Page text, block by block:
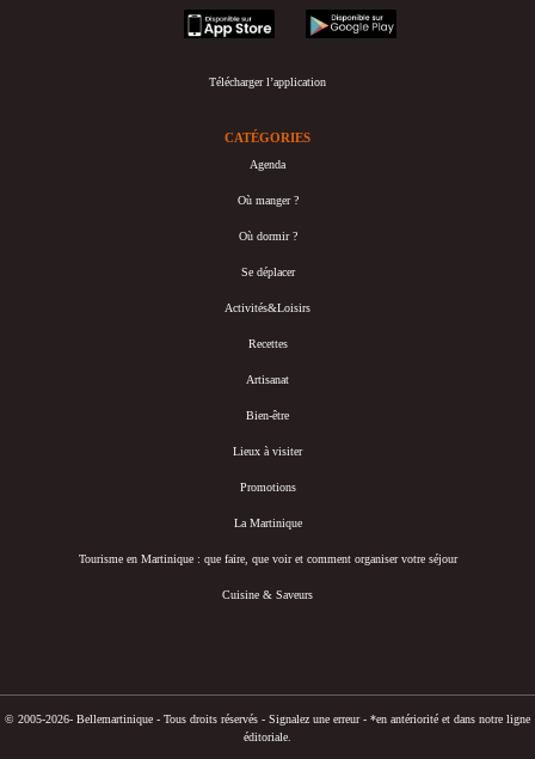
appstore
googleplay
Télécharger l’application
CATÉGORIES
Agenda
Où manger ?
Où dormir ?
Se déplacer
Activités&Loisirs
Recettes
Artisanat
Bien-être
Lieux à visiter
Promotions
La Martinique
Tourisme en Martinique : que faire, que voir et comment organiser votre séjour
Cuisine & Saveurs
© 2005-2026- Bellemartinique - Tous droits réservés - Signalez une erreur - *en antériorité et dans notre ligne
éditoriale.